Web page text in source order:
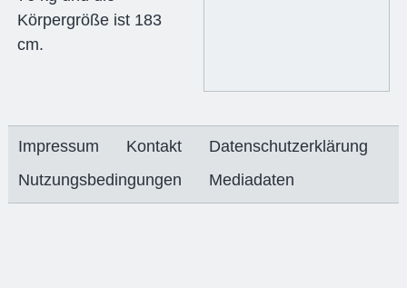
Körpergröße ist 183
cm.
Impressum Kontakt
Datenschutzerklärung
Nutzungsbedingungen
Mediadaten